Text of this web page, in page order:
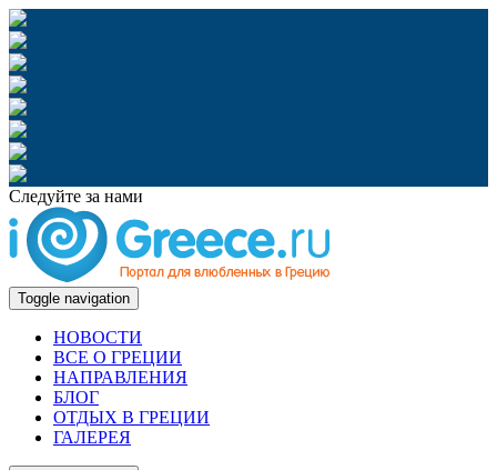
Следуйте за нами
Toggle navigation
НОВОСТИ
ВСЕ О ГРЕЦИИ
НАПРАВЛЕНИЯ
БЛОГ
ОТДЫХ В ГРЕЦИИ
ГАЛЕРЕЯ